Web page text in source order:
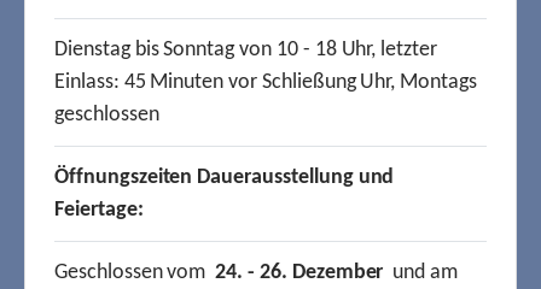
Dienstag bis Sonntag von 10 - 18 Uhr, letzter
Einlass: 45 Minuten vor Schließung Uhr, Montags
geschlossen
Öffnungszeiten Dauerausstellung und
Feiertage:
Geschlossen vom24. - 26. Dezember und am